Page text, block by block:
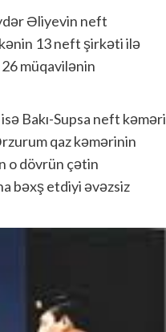
Əliyevin neft
13 neft şirkəti ilə
müqavilənin
Bakı-Supsa neft kəməri
qaz kəmərinin
o dövrün çətin
bəxş etdiyi əvəzsiz